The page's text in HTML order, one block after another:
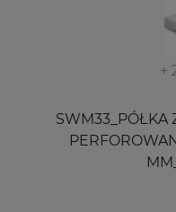
+
SWM33_PÓŁKA